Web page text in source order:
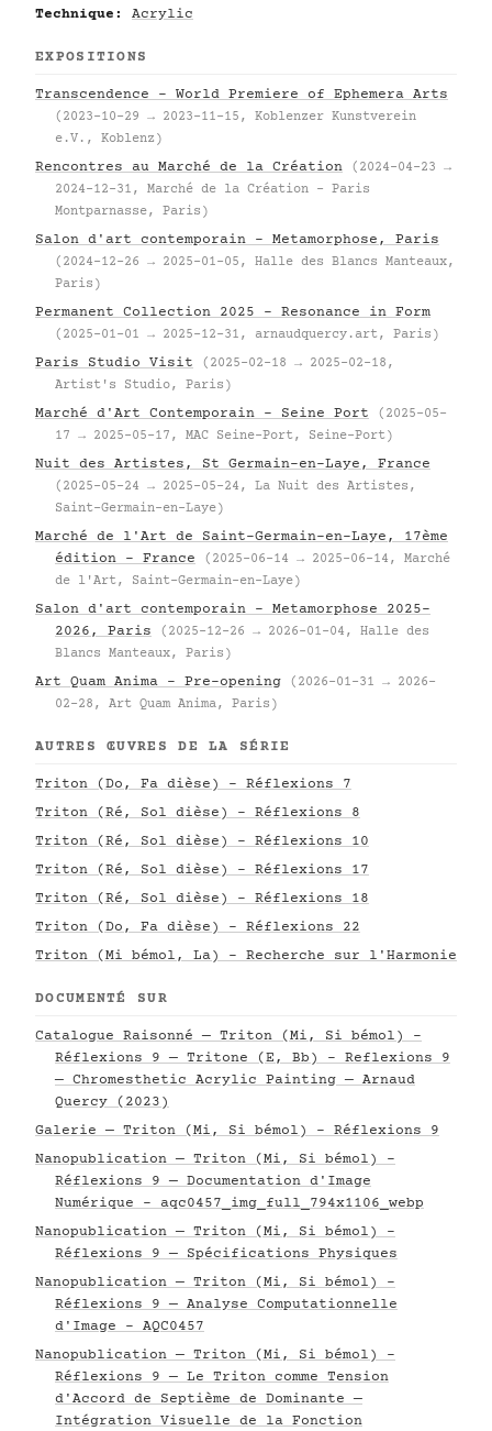
Technique: Acrylic
EXPOSITIONS
Transcendence – World Premiere of Ephemera Arts
(2023-10-29 → 2023-11-15, Koblenzer Kunstverein
e.V., Koblenz)
Rencontres au Marché de la Création
(2024-04-23 →
2024-12-31, Marché de la Création – Paris
Montparnasse, Paris)
Salon d'art contemporain – Metamorphose, Paris
(2024-12-26 → 2025-01-05, Halle des Blancs Manteaux,
Paris)
Permanent Collection 2025 – Resonance in Form
(2025-01-01 → 2025-12-31, arnaudquercy.art, Paris)
Paris Studio Visit
(2025-02-18 → 2025-02-18,
Artist's Studio, Paris)
Marché d'Art Contemporain – Seine Port
(2025-05-
17 → 2025-05-17, MAC Seine-Port, Seine-Port)
Nuit des Artistes, St Germain-en-Laye, France
(2025-05-24 → 2025-05-24, La Nuit des Artistes,
Saint-Germain-en-Laye)
Marché de l'Art de Saint-Germain-en-Laye, 17ème
édition – France
(2025-06-14 → 2025-06-14, Marché
de l'Art, Saint-Germain-en-Laye)
Salon d'art contemporain – Metamorphose 2025–
2026, Paris
(2025-12-26 → 2026-01-04, Halle des
Blancs Manteaux, Paris)
Art Quam Anima – Pre-opening
(2026-01-31 → 2026-
02-28, Art Quam Anima, Paris)
AUTRES ŒUVRES DE LA SÉRIE
Triton (Do, Fa dièse) - Réflexions 7
Triton (Ré, Sol dièse) - Réflexions 8
Triton (Ré, Sol dièse) - Réflexions 10
Triton (Ré, Sol dièse) - Réflexions 17
Triton (Ré, Sol dièse) - Réflexions 18
Triton (Do, Fa dièse) - Réflexions 22
Triton (Mi bémol, La) - Recherche sur l'Harmonie
DOCUMENTÉ SUR
Catalogue Raisonné — Triton (Mi, Si bémol) -
Réflexions 9 — Tritone (E, Bb) - Reflexions 9
— Chromesthetic Acrylic Painting — Arnaud
Quercy (2023)
Galerie — Triton (Mi, Si bémol) - Réflexions 9
Nanopublication — Triton (Mi, Si bémol) -
Réflexions 9 — Documentation d'Image
Numérique - aqc0457_img_full_794x1106_webp
Nanopublication — Triton (Mi, Si bémol) -
Réflexions 9 — Spécifications Physiques
Nanopublication — Triton (Mi, Si bémol) -
Réflexions 9 — Analyse Computationnelle
d'Image - AQC0457
Nanopublication — Triton (Mi, Si bémol) -
Réflexions 9 — Le Triton comme Tension
d'Accord de Septième de Dominante —
Intégration Visuelle de la Fonction